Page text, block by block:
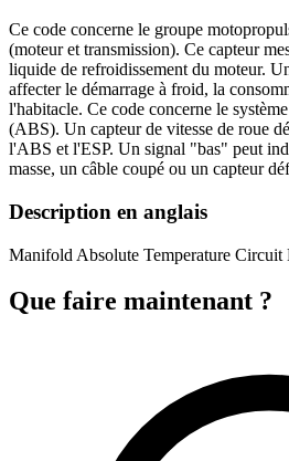
Ce code concerne le groupe
(moteur et transmission). Ce capteur
liquide de refroidissement du moteur.
affecter le démarrage à froid, la
l'habitacle. Ce code concerne le
(ABS). Un capteur de vitesse de roue
l'ABS et l'ESP. Un signal "bas" peut
masse, un câble coupé ou un capteur
Description en anglais
Manifold Absolute Temperature
Que faire maintenant ?